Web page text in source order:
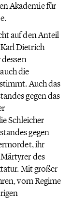
Akademie für
auf den Anteil
Dietrich
die
Auch das
gegen das
Schleicher
gegen
ihr
des
Mit großer
vom Regime